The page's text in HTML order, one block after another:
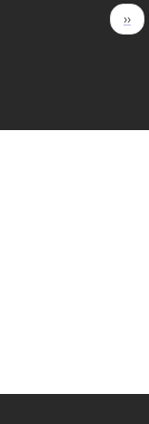
下
一
››